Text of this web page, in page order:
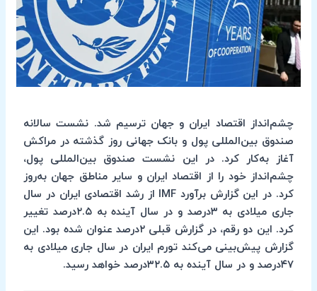
چشم‌انداز اقتصاد ایران و جهان ترسیم شد. نشست سالانه
صندوق بین‌المللی پول و بانک‌ جهانی روز گذشته در مراکش
آغاز به‌کار کرد. در این نشست صندوق بین‌المللی پول،
چشم‌انداز خود را از اقتصاد ایران و سایر مناطق جهان به‌روز
کرد. در این گزارش برآورد IMF از رشد اقتصادی ایران در سال
جاری میلادی به ۳درصد و در سال آینده به ۲.۵درصد تغییر
کرد. این دو رقم، در گزارش قبلی ۲درصد عنوان شده بود. این
گزارش پیش‌بینی می‌کند تورم ایران در سال جاری میلادی به
۴۷درصد و در سال آینده به ۳۲.۵درصد خواهد رسید.